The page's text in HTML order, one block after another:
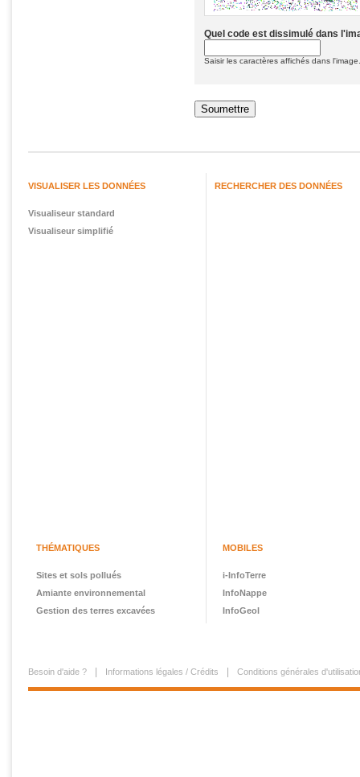
Quel code est dissimulé dans
Saisir les caractères affichés dans l'image.
VISUALISER LES DONNÉES
Visualiseur standard
Visualiseur simplifié
RECHERCHER DES DONNÉES
THÉMATIQUES
Sites et sols pollués
Amiante environnemental
Gestion des terres excavées
MOBILES
i-InfoTerre
InfoNappe
InfoGeol
Besoin d'aide ? Informations légales / Crédits Conditions générales